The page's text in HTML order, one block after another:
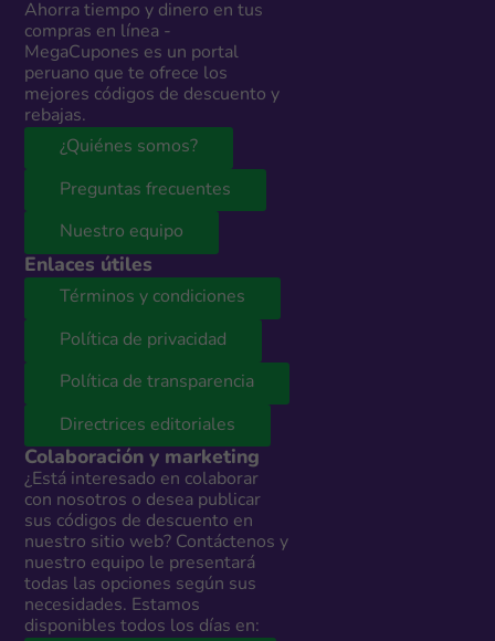
Ahorra tiempo y dinero en tus
compras en línea -
MegaCupones es un portal
peruano que te ofrece los
mejores códigos de descuento y
rebajas.
¿Quiénes somos?
Preguntas frecuentes
Nuestro equipo
Enlaces útiles
Términos y condiciones
Política de privacidad
Política de transparencia
Directrices editoriales
Colaboración y marketing
¿Está interesado en colaborar
con nosotros o desea publicar
sus códigos de descuento en
nuestro sitio web? Contáctenos y
nuestro equipo le presentará
todas las opciones según sus
necesidades. Estamos
disponibles todos los días en: